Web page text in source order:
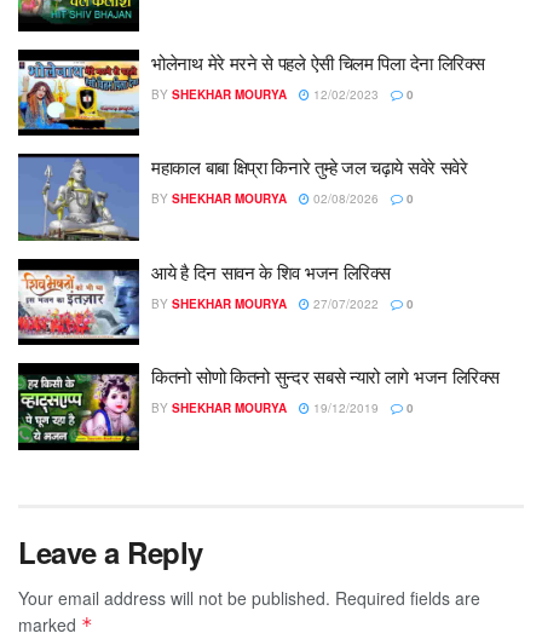
भोलेनाथ मेरे मरने से पहले ऐसी चिलम पिला देना लिरिक्स
BY SHEKHAR MOURYA 12/02/2023 0
महाकाल बाबा क्षिप्रा किनारे तुम्हे जल चढ़ाये सवेरे सवेरे
BY SHEKHAR MOURYA 02/08/2026 0
आये है दिन सावन के शिव भजन लिरिक्स
BY SHEKHAR MOURYA 27/07/2022 0
कितनो सोणो कितनो सुन्दर सबसे न्यारो लागे भजन लिरिक्स
BY SHEKHAR MOURYA 19/12/2019 0
Leave a Reply
Your email address will not be published. Required fields are
marked *